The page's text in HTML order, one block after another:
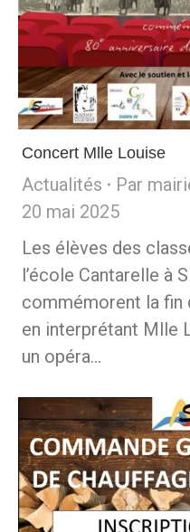
Concert Mlle Louise
Actualités Par
20 mai 2025
Les élèves des
l’école Cantarelle à
commémorent la fin
en interprétant Mlle
un opéra…